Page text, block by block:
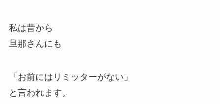
私は昔から
旦那さんにも
「お前にはリミッターがない」
と言われます。